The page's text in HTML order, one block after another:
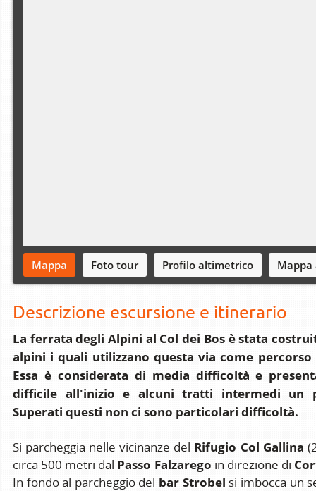
Mappa Foto tour Profilo altimetrico Mappa
Descrizione escursione e itinerario
La ferrata degli Alpini al Col dei Bos è stata
alpini i quali utilizzano questa via come
Essa è considerata di media difficoltà e
difficile all'inizio e alcuni tratti intermedi un
Superati questi non ci sono particolari difficoltà.
Si parcheggia nelle vicinanze del Rifugio Col Gallina
circa 500 metri dal Passo Falzarego in direzione di
In fondo al parcheggio del bar Strobel si imbocca un